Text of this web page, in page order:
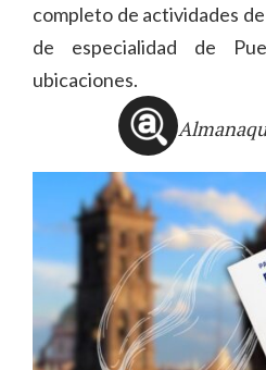
completo de actividades
de especialidad de
ubicaciones.